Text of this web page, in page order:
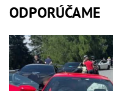
ODPORÚČAME